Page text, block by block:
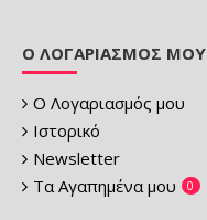
Ο ΛΟΓΑΡΙΑΣΜΌΣ ΜΟΥ
Ο Λογαριασμός μου
Ιστορικό
Newsletter
Τα Αγαπημένα μου
0